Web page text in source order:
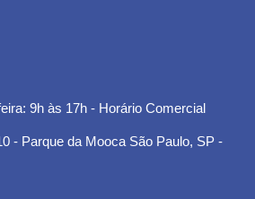
9h às 17h - Horário Comercial
- Parque da Mooca São Paulo, SP -